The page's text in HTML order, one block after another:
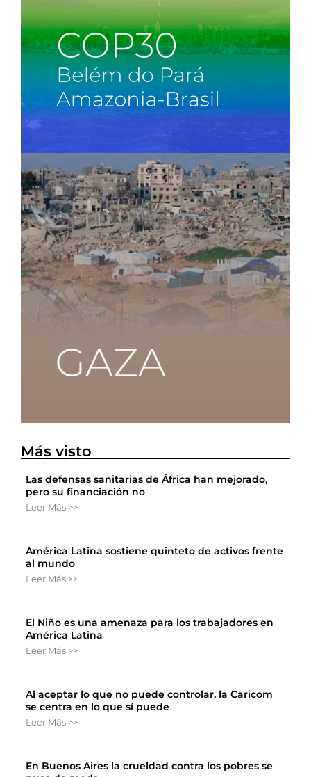
Más visto
Las defensas sanitarias de África han mejorado,
pero su financiación no
Leer Más >>
América Latina sostiene quinteto de activos frente
al mundo
Leer Más >>
El Niño es una amenaza para los trabajadores en
América Latina
Leer Más >>
Al aceptar lo que no puede controlar, la Caricom
se centra en lo que sí puede
Leer Más >>
En Buenos Aires la crueldad contra los pobres se